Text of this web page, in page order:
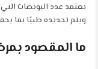
يعتمد عدد البويضات
ويتم تحديده طبيًا بما
ما المقصود